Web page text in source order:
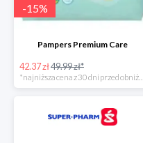
-15%
Pampers Premium Care
42.37 zł49.99 zł*